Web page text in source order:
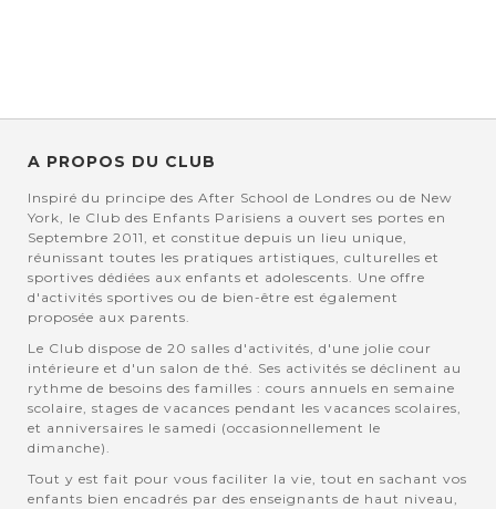
A PROPOS DU CLUB
Inspiré du principe des After School de Londres ou de New
York, le Club des Enfants Parisiens a ouvert ses portes en
Septembre 2011, et constitue depuis un lieu unique,
réunissant toutes les pratiques artistiques, culturelles et
sportives dédiées aux enfants et adolescents. Une offre
d'activités sportives ou de bien-être est également
proposée aux parents.
Le Club dispose de 20 salles d'activités, d'une jolie cour
intérieure et d'un salon de thé. Ses activités se déclinent au
rythme de besoins des familles : cours annuels en semaine
scolaire, stages de vacances pendant les vacances scolaires,
et anniversaires le samedi (occasionnellement le
dimanche).
Tout y est fait pour vous faciliter la vie, tout en sachant vos
enfants bien encadrés par des enseignants de haut niveau,